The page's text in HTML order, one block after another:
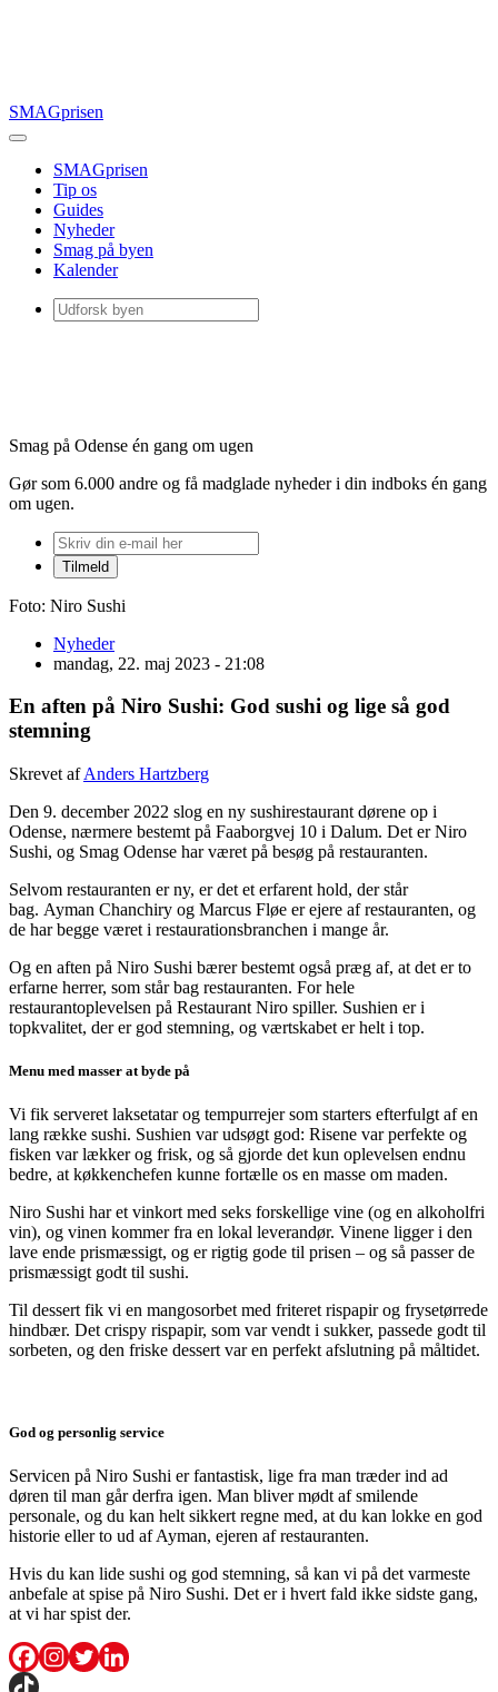
SMAGprisen
SMAGprisen
Tip os
Guides
Nyheder
Smag på byen
Kalender
Smag på Odense én gang om ugen
Gør som 6.000 andre og få madglade nyheder i din indboks én gang
om ugen.
Foto: Niro Sushi
Nyheder
mandag, 22. maj 2023 - 21:08
En aften på Niro Sushi: God sushi og lige så god
stemning
Skrevet afAnders Hartzberg
Den 9. december 2022 slog en ny sushirestaurant dørene op i
Odense, nærmere bestemt på Faaborgvej 10 i Dalum. Det er Niro
Sushi, og Smag Odense har været på besøg på restauranten.
Selvom restauranten er ny, er det et erfarent hold, der står
bag. Ayman Chanchiry og Marcus Fløe er ejere af restauranten, og
de har begge været i restaurationsbranchen i mange år.
Og en aften på Niro Sushi bærer bestemt også præg af, at det er to
erfarne herrer, som står bag restauranten. For hele
restaurantoplevelsen på Restaurant Niro spiller. Sushien er i
topkvalitet, der er god stemning, og værtskabet er helt i top.
Menu med masser at byde på
Vi fik serveret laksetatar og tempurrejer som starters efterfulgt af en
lang række sushi. Sushien var udsøgt god: Risene var perfekte og
fisken var lækker og frisk, og så gjorde det kun oplevelsen endnu
bedre, at køkkenchefen kunne fortælle os en masse om maden.
Niro Sushi har et vinkort med seks forskellige vine (og en alkoholfri
vin), og vinen kommer fra en lokal leverandør. Vinene ligger i den
lave ende prismæssigt, og er rigtig gode til prisen – og så passer de
prismæssigt godt til sushi.
Til dessert fik vi en mangosorbet med friteret rispapir og frysetørrede
hindbær. Det crispy rispapir, som var vendt i sukker, passede godt til
sorbeten, og den friske dessert var en perfekt afslutning på måltidet.
God og personlig service
Servicen på Niro Sushi er fantastisk, lige fra man træder ind ad
døren til man går derfra igen. Man bliver mødt af smilende
personale, og du kan helt sikkert regne med, at du kan lokke en god
historie eller to ud af Ayman, ejeren af restauranten.
Hvis du kan lide sushi og god stemning, så kan vi på det varmeste
anbefale at spise på Niro Sushi. Det er i hvert fald ikke sidste gang,
at vi har spist der.